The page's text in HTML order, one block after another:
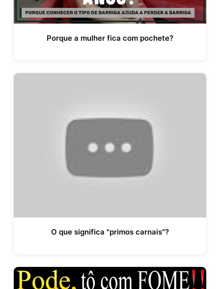
Porque a mulher fica com pochete?
O que significa "primos carnais"?